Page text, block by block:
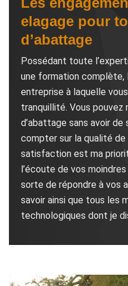
elagage pour
d’abattage
Possédant toute
une formation complète,
entreprise à laquelle
tranquillité. Vous
d’abattage sans avoir
compter sur la qualité
satisfaction est ma
l’écoute de vos
sorte de répondre à vos
savoir ainsi que tous les
technologiques dont je